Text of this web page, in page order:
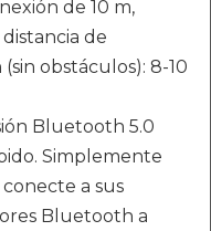
de 10 m,
de
obstáculos): 8-10
Bluetooth 5.0
Simplemente
a sus
Bluetooth a